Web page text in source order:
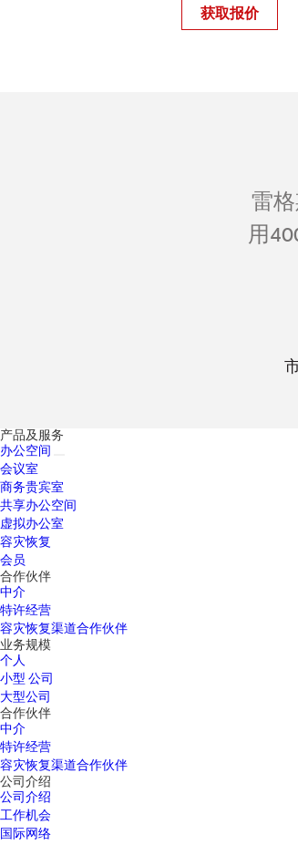
获取报价
雷
用
产品及服务
办公空间
会议室
商务贵宾室
共享办公空间
虚拟办公室
容灾恢复
会员
合作伙伴
中介
特许经营
容灾恢复渠道合作伙伴
业务规模
个人
小型 公司
大型公司
合作伙伴
中介
特许经营
容灾恢复渠道合作伙伴
公司介绍
公司介绍
工作机会
国际网络